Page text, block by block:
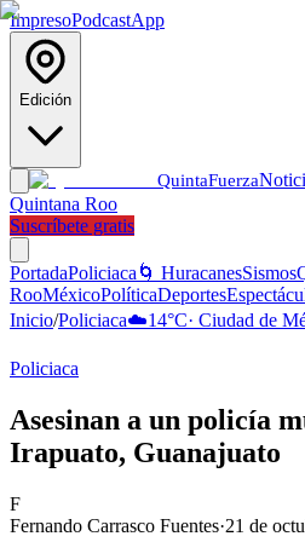
ImpresoPodcastApp
Edición
QuintaFuerza
Quintana Roo
Suscríbete gratis
PortadaPoliciaca 🌀 HuracanesSismos
RooMéxicoPolíticaDeportes
Inicio/Policiaca☁️14°C· Ciudad de
Policiaca
Asesinan a un policía
Irapuato, Guanajuato
F
Fernando Carrasco Fuentes·21 de